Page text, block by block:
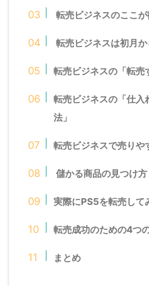
転売ビジネスのここ
転売ビジネスは初月
転売ビジネスの「転売
転売ビジネスの「仕入
法」
転売ビジネスで売りや
儲かる商品の見つけ方
実際にPS5を転売して
転売成功のための4つ
まとめ